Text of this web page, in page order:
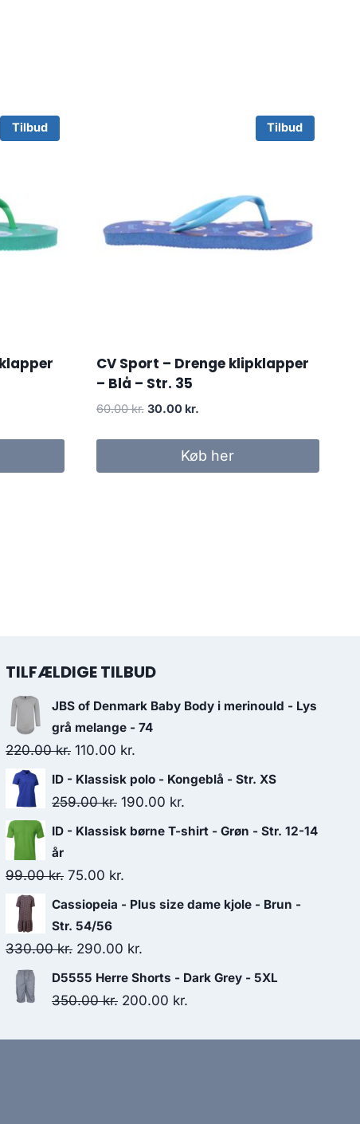
Tilbud Tilbud
CV Sport – Drenge klipklapper
– Blå – Str. 35
60.00kr. Original
60.00 kr..
30.00 kr.
30.00 kr..
Køb her
TILFÆLDIGE TILBUD
JBS of Denmark Baby Body i merinould - Lys
grå melange - 74
220.00kr. Original
price
was:
110.00 kr.
price
is:
ID - Klassisk polo - Kongeblå - Str. XS
259.00kr. Original
price
259.00 kr..
190.00 kr.
price
ID - Klassisk børne T-shirt - Grøn - Str. 12-14
år
99.00kr. Original
price
was:
99.00 kr..
75.00 kr.
price
75.00 kr..
Cassiopeia - Plus size dame kjole - Brun -
Str. 54/56
330.00kr. Original
price
was:
290.00 kr.
price
is:
D5555 Herre Shorts - Dark Grey - 5XL
350.00kr. Original
200.00 kr.